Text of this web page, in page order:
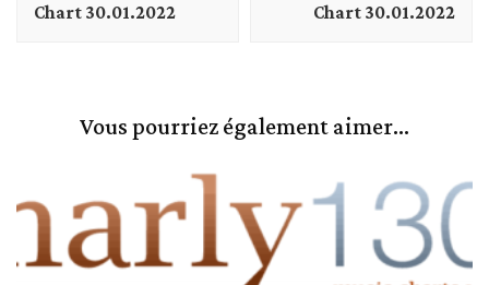
Chart 30.01.2022
Chart 30.01.2022
Vous pourriez également aimer...